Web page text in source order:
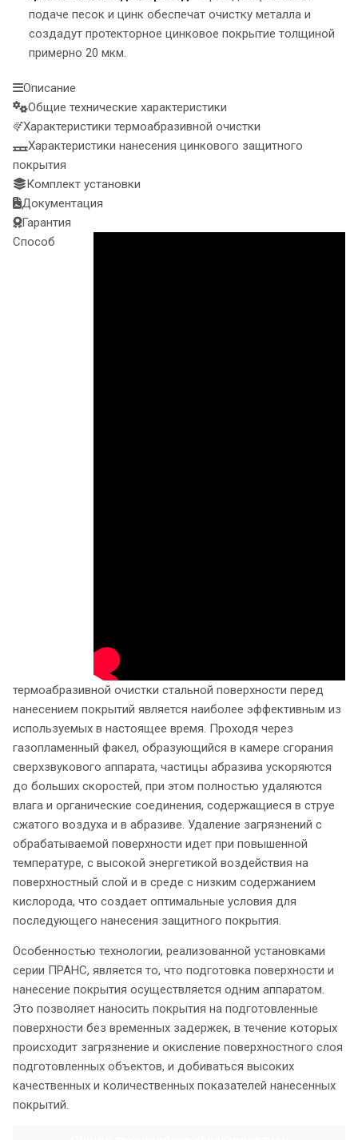
подаче песок и цинк обеспечат очистку металла и
создадут протекторное цинковое покрытие толщиной
примерно 20 мкм.
Описание
Общие технические характеристики
Характеристики термоабразивной очистки
Характеристики нанесения цинкового защитного
покрытия
Комплект установки
Документация
Гарантия
Способ
термоабразивной очистки стальной поверхности перед
нанесением покрытий является наиболее эффективным из
используемых в настоящее время. Проходя через
газопламенный факел, образующийся в камере сгорания
сверхзвукового аппарата, частицы абразива ускоряются
до больших скоростей, при этом полностью удаляются
влага и органические соединения, содержащиеся в струе
сжатого воздуха и в абразиве. Удаление загрязнений с
обрабатываемой поверхности идет при повышенной
температуре, с высокой энергетикой воздействия на
поверхностный слой и в среде с низким содержанием
кислорода, что создает оптимальные условия для
последующего нанесения защитного покрытия.
Особенностью технологии, реализованной установками
серии ПРАНС, является то, что подготовка поверхности и
нанесение покрытия осуществляется одним аппаратом.
Это позволяет наносить покрытия на подготовленные
поверхности без временных задержек, в течение которых
происходит загрязнение и окисление поверхностного слоя
подготовленных объектов, и добиваться высоких
качественных и количественных показателей нанесенных
покрытий.